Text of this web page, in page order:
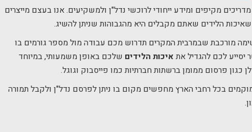
מקיפים ומידע ייחודי לרוכשי נדל"ן ולמשקיעים. אנו בעצם מייצרים
שאיכות הלידים שאתם מקבלים היא מהגבוהות שניתן להשיג.
מורכבת שבמרבית המקרים תדרוש מכם עבודה מול מספר גורמים בו
יסייע לכם להגדיל אתאיכות הלידים שלכם באופן משמעותי, במיוחד
כגון פרסום ממומן ברשתות חברתיות כמו פייסבוק וגוגל.
בכל רחבי הארץ מחפשים מקום בו ניתן לפרסם נדל"ן ולקבל תמורה